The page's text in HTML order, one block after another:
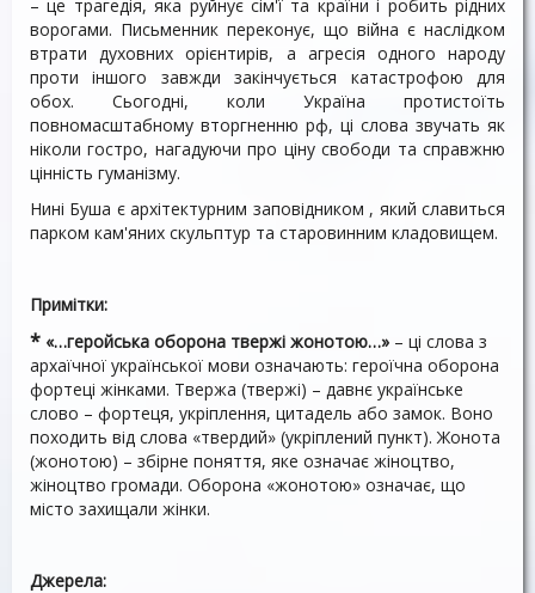
– це трагедія, яка руйнує сім'ї та країни і робить рідних
ворогами. Письменник переконує, що війна є наслідком
втрати духовних орієнтирів, а агресія одного народу
проти іншого завжди закінчується катастрофою для
обох. Сьогодні, коли Україна протистоїть
повномасштабному вторгненню рф, ці слова звучать як
ніколи гостро, нагадуючи про ціну свободи та справжню
цінність гуманізму.
Нині Буша є архітектурним заповідником , який славиться
парком кам'яних скульптур та старовинним кладовищем.
Примітки:
* «…геройська оборона твержі жонотою…» – ці слова з
архаїчної української мови означають: героїчна оборона
фортеці жінками. Твержа (твержі) – давнє українське
слово – фортеця, укріплення, цитадель або замок. Воно
походить від слова «твердий» (укріплений пункт). Жонота
(жонотою) – збірне поняття, яке означає жіноцтво,
жіноцтво громади. Оборона «жонотою» означає, що
місто захищали жінки.
Джерела: